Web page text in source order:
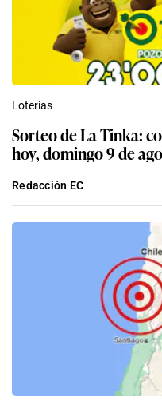
Loterias
Sorteo de La Tinka:
hoy, domingo 9 de
Redacción EC